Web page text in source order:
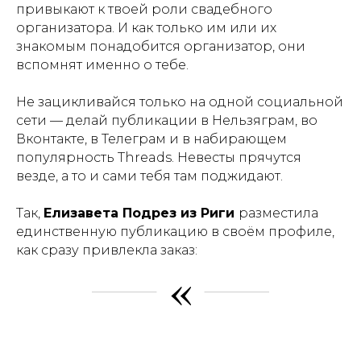
привыкают к твоей роли свадебного
организатора. И как только им или их
знакомым понадобится организатор, они
вспомнят именно о тебе.
Не зацикливайся только на одной социальной
сети — делай публикации в Нельзяграм, во
Вконтакте, в Телеграм и в набирающем
популярность Threads. Невесты прячутся
везде, а то и сами тебя там поджидают.
Так, Елизавета Подрез из Риги разместила
единственную публикацию в своём профиле,
как сразу привлекла заказ:
«